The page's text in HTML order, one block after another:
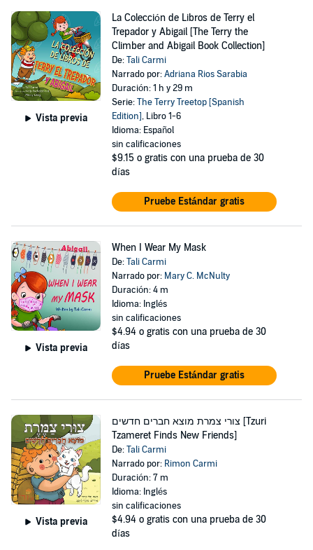
Vista previa
La Colección de Libros de Terry el
Trepador y Abigail [The Terry the
Climber and Abigail Book Collection]
De:Tali Carmi
Narrado por:Adriana Rios Sarabia
Duración: 1 h y 29 m
Serie:The Terry Treetop [Spanish
Edition], Libro 1-6
Idioma: Español
sin calificaciones
$9.15 o gratis con una prueba de 30
días
Pruebe Estándar gratis
Vista previa
When I Wear My Mask
De:Tali Carmi
Narrado por: Mary C. McNulty
Duración: 4 m
Idioma: Inglés
sin calificaciones
$4.94 o gratis con una prueba de 30
días
Pruebe Estándar gratis
Vista previa
צורי צמרת מוצא חברים חדשים [Tzuri
Tzameret Finds New Friends]
De:Tali Carmi
Narrado por: Rimon Carmi
Duración: 7 m
Idioma: Inglés
sin calificaciones
$4.94 o gratis con una prueba de 30
días